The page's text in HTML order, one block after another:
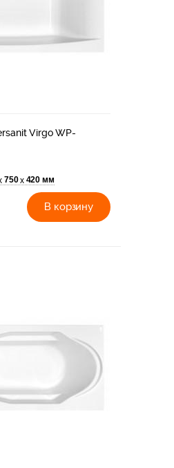
Virgo WP-
750х 420 мм
В корзину